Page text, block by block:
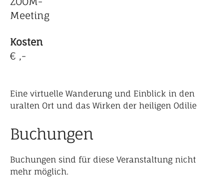
Meeting
Kosten
€ ,-
Eine virtuelle Wanderung und Einblick in den
uralten Ort und das Wirken der heiligen Odilie
Buchungen
Buchungen sind für diese Veranstaltung nicht
mehr möglich.